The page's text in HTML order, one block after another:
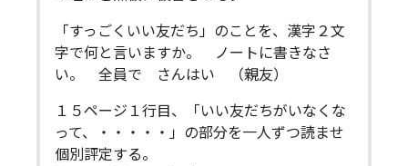
「すっごくいい友だち」のことを、漢字２文
字で何と言いますか。 ノートに書きなさ
い。 全員で さんはい （親友）
１５ページ１行目、「いい友だちがいなくな
って、・・・・・」の部分を一人ずつ読ませ
個別評定する。